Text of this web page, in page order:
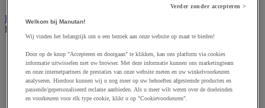
Elektrische toebehoren en verlichting
Bekijk de hele productgroep
Batterij, oplader en kabel
Elektrische kabel
Elektrische uitrusting
Verlengsnoer, stekkerdoos en kapelhaspel
Wandcontactdoos en schakelaar
Verder zonder accepteren >
Welkom bij Manutan!
Wij vinden het belangrijk om u een bezoek aan onze website op maat te bieden!
Door op de knop "Accepteren en doorgaan" te klikken, kan ons platform via cookies
informatie uitwisselen met uw browser. Met deze informatie kunnen ons marketingteam
en onze internetpartners de prestaties van onze website meten en uw winkelvoorkeuren
analyseren. Hierdoor kunnen wij u nog meer op uw behoeften afgestemde producten en
passende/gepersonaliseerd reclame aanbieden. Als u meer wilt weten over de doeleinden
en voorkeuren voor elk type cookie, klikt u op "Cookievoorkeuren".